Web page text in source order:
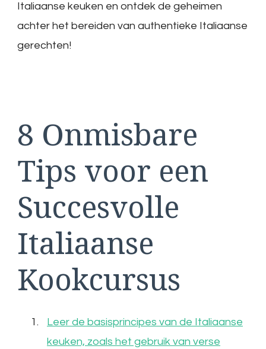
Italiaanse keuken en ontdek de geheimen
achter het bereiden van authentieke Italiaanse
gerechten!
8 Onmisbare
Tips voor een
Succesvolle
Italiaanse
Kookcursus
Leer de basisprincipes van de Italiaanse
keuken, zoals het gebruik van verse